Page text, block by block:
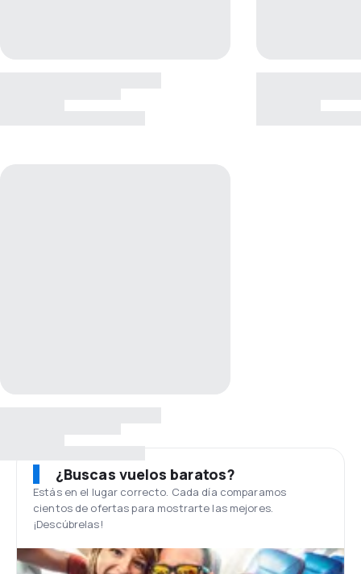
¿Buscas vuelos baratos?
Estás en el lugar correcto. Cada día comparamos
cientos de ofertas para mostrarte las mejores.
¡Descúbrelas!